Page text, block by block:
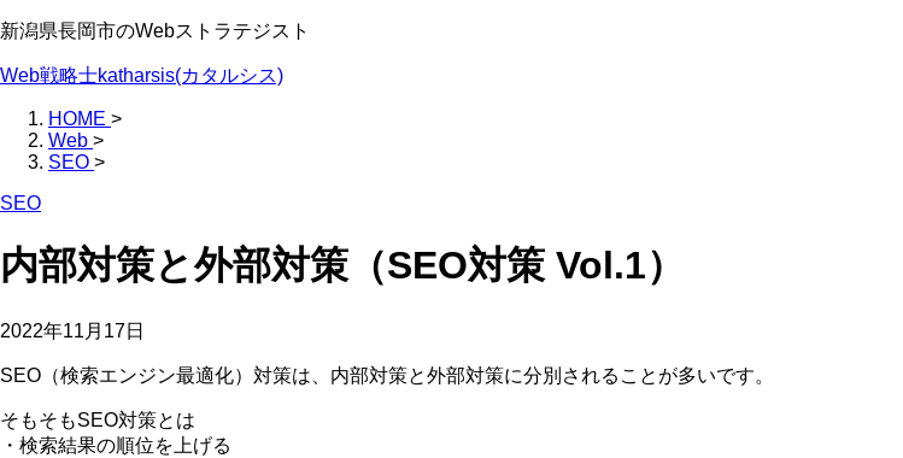
新潟県長岡市のWebストラテジスト
Web戦略士katharsis(カタルシス)
HOME >
Web >
SEO >
SEO
内部対策と外部対策（SEO対策 Vol.1）
2022年11月17日
SEO（検索エンジン最適化）対策は、内部対策と外部対策に分別されることが多いです。
そもそもSEO対策とは
・検索結果の順位を上げる